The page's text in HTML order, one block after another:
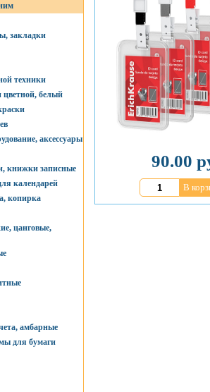
закладки
техники
цветной, белый
аксессуары
книжки записные
календарей
копирка
цанговые,
амбарные
для бумаги
90.00
В